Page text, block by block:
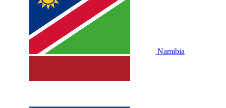
Namibia